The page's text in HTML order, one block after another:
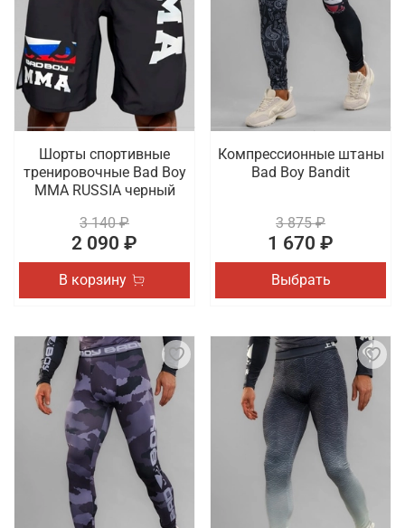
Шорты спортивные
тренировочные Bad Boy
MMA RUSSIA черный
3 140 ₽
2 090 ₽
В корзину
Компрессионные штаны
Bad Boy Bandit
3 875 ₽
1 670 ₽
Выбрать